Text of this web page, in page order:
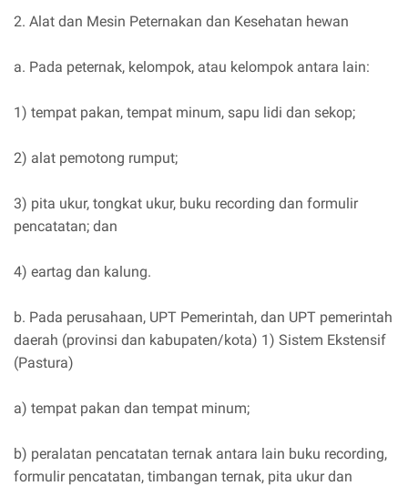
2. Alat dan Mesin Peternakan dan Kesehatan hewan
a. Pada peternak, kelompok, atau kelompok antara lain:
1) tempat pakan, tempat minum, sapu lidi dan sekop;
2) alat pemotong rumput;
3) pita ukur, tongkat ukur, buku recording dan formulir
pencatatan; dan
4) eartag dan kalung.
b. Pada perusahaan, UPT Pemerintah, dan UPT pemerintah
daerah (provinsi dan kabupaten/kota) 1) Sistem Ekstensif
(Pastura)
a) tempat pakan dan tempat minum;
b) peralatan pencatatan ternak antara lain buku recording,
formulir pencatatan, timbangan ternak, pita ukur dan